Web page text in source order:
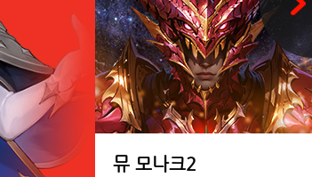
뮤 모나크2